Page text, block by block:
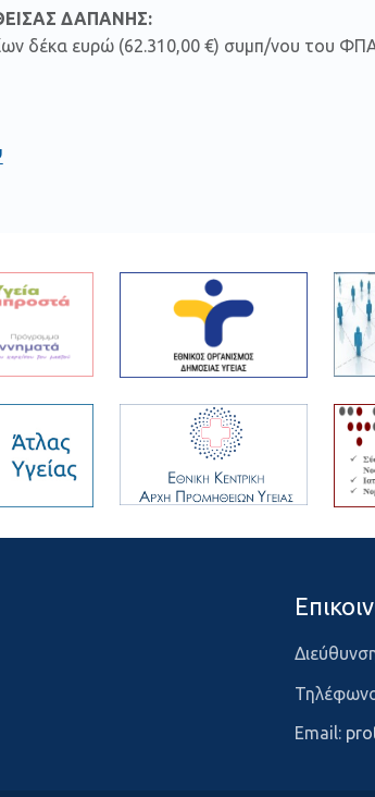
ΔΑΠΑΝΗΣ:
δέκα ευρώ (62.310,00 €) συμπ/νου του
Email: